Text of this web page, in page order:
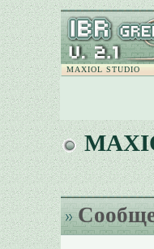
MAXIOL STUDIO